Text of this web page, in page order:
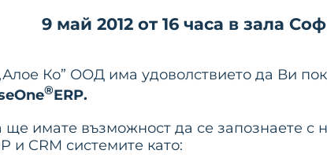
9 май 2012от 16 часа в зала
Ко” ООД има удоволствието да Ви
®ERP.
ще имате възможност да се запознаете с
и CRM системите като: